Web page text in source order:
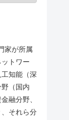
家が所属
トワー
知能（深
（国内
融分野、
それら分